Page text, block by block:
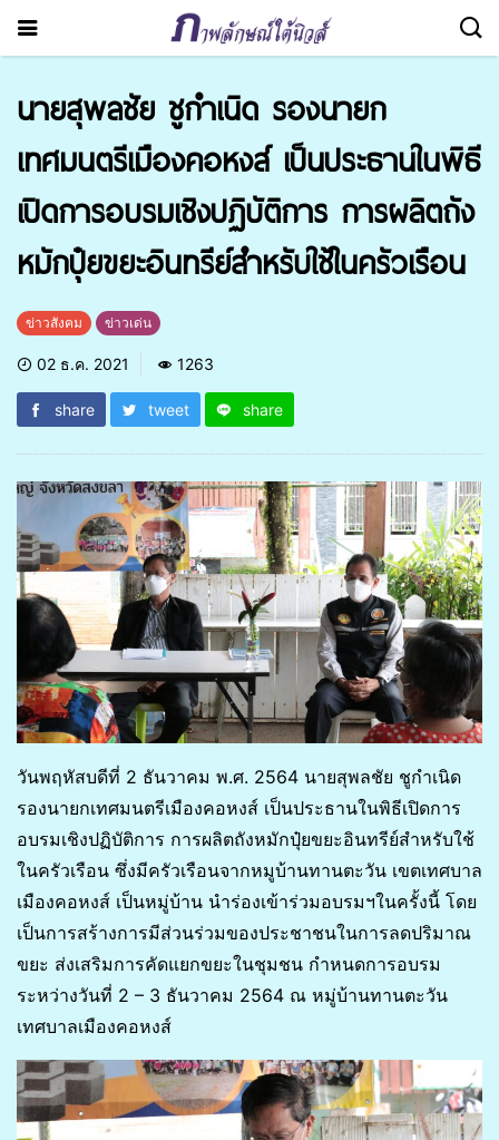
นายสุพลชัย ชูกำเนิด รองนายก
เทศมนตรีเมืองคอหงส์ เป็นประธานในพิธี
เปิดการอบรมเชิงปฏิบัติการ การผลิตถัง
หมักปุ๋ยขยะอินทรีย์สำหรับใช้ในครัวเรือน
ข่าวสังคม ข่าวเด่น
02 ธ.ค. 2021 1263
share tweet share
วันพฤหัสบดีที่ 2 ธันวาคม พ.ศ. 2564 นายสุพลชัย ชูกำเนิด
รองนายกเทศมนตรีเมืองคอหงส์ เป็นประธานในพิธีเปิดการ
อบรมเชิงปฏิบัติการ การผลิตถังหมักปุ๋ยขยะอินทรีย์สำหรับใช้
ในครัวเรือน ซึ่งมีครัวเรือนจากหมูบ้านทานตะวัน เขตเทศบาล
เมืองคอหงส์ เป็นหมู่บ้าน นำร่องเข้าร่วมอบรมฯในครั้งนี้ โดย
เป็นการสร้างการมีส่วนร่วมของประชาชนในการลดปริมาณ
ขยะ ส่งเสริมการคัดแยกขยะในชุมชน กำหนดการอบรม
ระหว่างวันที่ 2 – 3 ธันวาคม 2564 ณ หมู่บ้านทานตะวัน
เทศบาลเมืองคอหงส์